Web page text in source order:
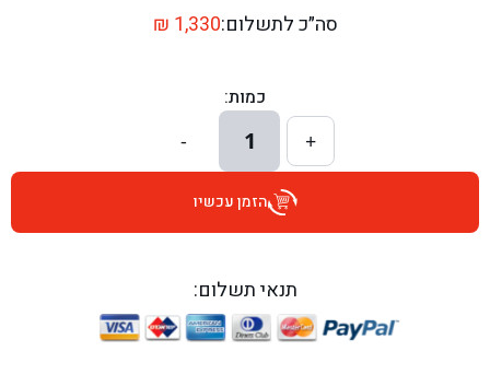
בן גל - דרך השבעה 20, אזור - אזור
בן גל - הרצל 6, גדרה - גדרה
בן גל - שדרות דוד בן גוריון 8, באר שבע - באר שבע
בן גל - היובלים 26, הוד השרון - הוד השרון
סה״כ לתשלום: ₪ 1,330
כמות:
+
1
-
הזמן עכשיו
תנאי תשלום: